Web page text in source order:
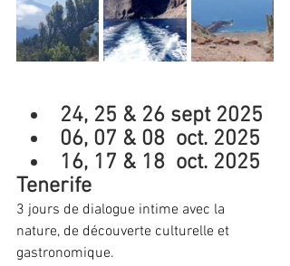
24, 25 & 26 sept 2025
06, 07 & 08  oct. 2025
16, 17 & 18  oct. 2025
Tenerife
3 jours de dialogue intime avec la
nature, de découverte culturelle et
gastronomique.